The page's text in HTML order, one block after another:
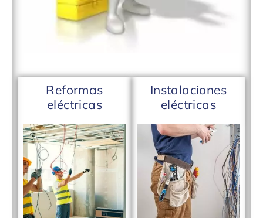
Reformas
eléctricas
Instalaciones
eléctricas